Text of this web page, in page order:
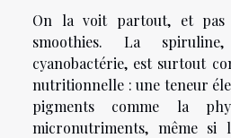
On la voit partout, et pas
smoothies. La
cyanobactérie, est surtout
nutritionnelle : une teneur
pigments comme la
micronutriments, même si